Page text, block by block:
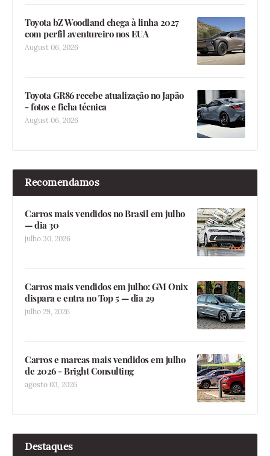
Toyota bZ Woodland chega à linha 2027
com perfil aventureiro nos EUA
August 06, 2026
Toyota GR86 recebe atualização no Japão
- fotos e ficha técnica
August 06, 2026
Recomendamos
Carros mais vendidos no Brasil em julho
— dia 30
julho 30, 2026
Carros mais vendidos em julho: GM Onix
dispara e entra no Top 5 — dia 29
julho 29, 2026
Carros e marcas mais vendidos em julho
de 2026 - Bright Consulting
agosto 03, 2026
Destaques